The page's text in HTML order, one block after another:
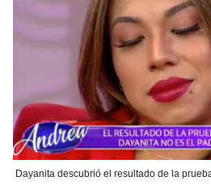
Dayanita descubrió el resultado de la